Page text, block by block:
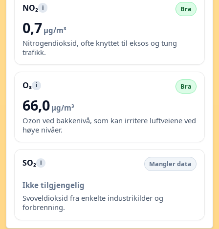
NO₂ i Bra
0,7 µg/m³
Nitrogendioksid, ofte knyttet til eksos og tung
trafikk.
O₃ i Bra
66,0 µg/m³
Ozon ved bakkenivå, som kan irritere luftveiene ved
høye nivåer.
SO₂ i Mangler data
Ikke tilgjengelig
Svoveldioksid fra enkelte industrikilder og
forbrenning.